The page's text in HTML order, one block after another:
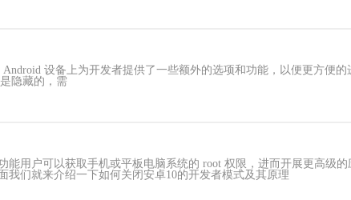
设备上为开发者提供了一些额外的选项和功能，以便更方便
隐藏的，需
用户可以获取手机或平板电脑系统的 root 权限，进而开展更高级
我们就来介绍一下如何关闭安卓10的开发者模式及其原理